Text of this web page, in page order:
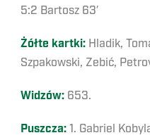
5:2 Bartosz 63′
Żółte kartki: Hladik,
Szpakowski, Zebić,
Widzów: 653.
Puszcza: 1. Gabriel